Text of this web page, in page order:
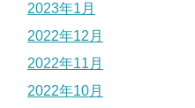
2023年1月
2022年12月
2022年11月
2022年10月